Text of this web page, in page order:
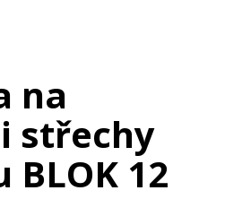
na
střechy
12